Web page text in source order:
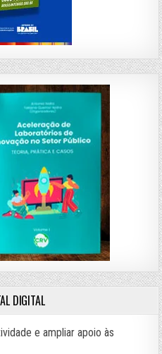
DIGITAL
e ampliar apoio às